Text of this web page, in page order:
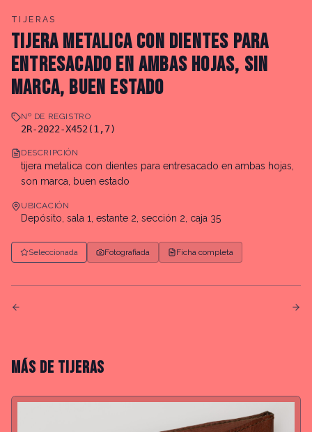
TIJERAS
TIJERA METALICA CON DIENTES PARA
ENTRESACADO EN AMBAS HOJAS, SIN
MARCA, BUEN ESTADO
Nº DE REGISTRO
2R-2022-X452(1,7)
DESCRIPCIÓN
tijera metalica con dientes para entresacado en ambas hojas,
son marca, buen estado
UBICACIÓN
Depósito, sala 1, estante 2, sección 2, caja 35
Seleccionada Fotografiada Ficha completa
MÁS DE TIJERAS